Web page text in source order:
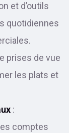
et d’outils
quotidiennes
prises de vue
les plats et
:
comptes